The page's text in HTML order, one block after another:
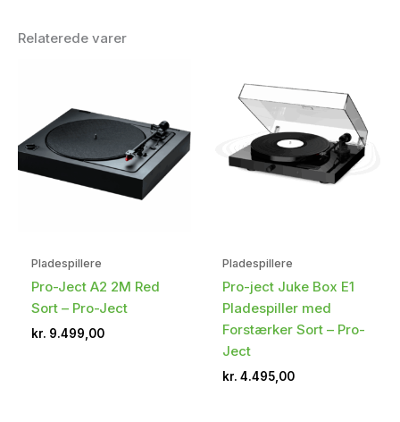
Relaterede varer
Pladespillere
Pro-Ject A2 2M Red
Sort – Pro-Ject
kr. 9.499,00
Pladespillere
Pro-ject Juke Box E1
Pladespiller med
Forstærker Sort – Pro-
Ject
kr. 4.495,00